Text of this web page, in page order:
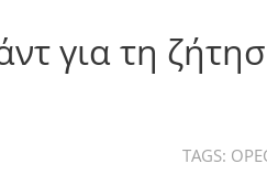
για τη
TAGS: